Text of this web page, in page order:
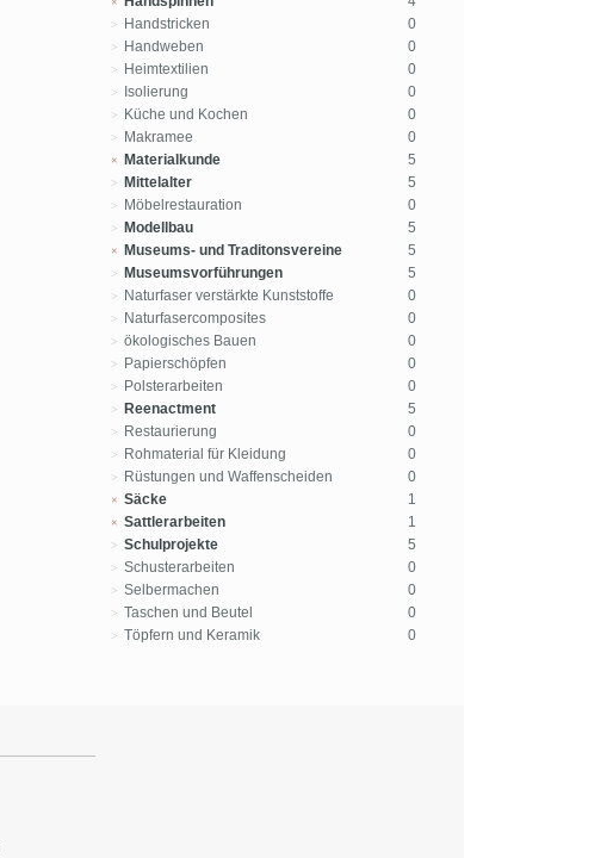
Handstricken
0
Handweben
0
Heimtextilien
0
Isolierung
0
Küche und Kochen
0
Makramee
0
Materialkunde
5
Mittelalter
5
Möbelrestauration
0
Modellbau
5
Museums- und Traditonsvereine
5
Museumsvorführungen
5
Naturfaser verstärkte Kunststoffe
0
Naturfasercomposites
0
ökologisches Bauen
0
Papierschöpfen
0
Polsterarbeiten
0
Reenactment
5
Restaurierung
0
Rohmaterial für Kleidung
0
Rüstungen und Waffenscheiden
0
Säcke
1
Sattlerarbeiten
1
Schulprojekte
5
Schusterarbeiten
0
Selbermachen
0
Taschen und Beutel
0
Töpfern und Keramik
0